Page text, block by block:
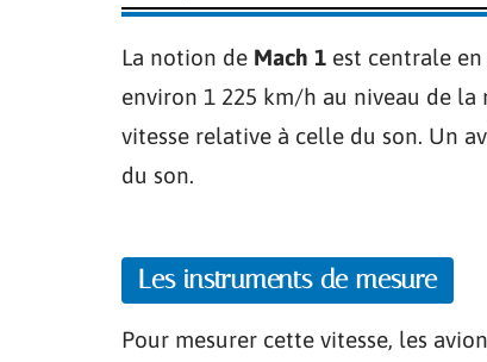
La notion de Mach 1 est centrale
environ 1 225 km/h au niveau de la
vitesse relative à celle du son. Un
du son.
Les instruments de mesure
Pour mesurer cette vitesse, les